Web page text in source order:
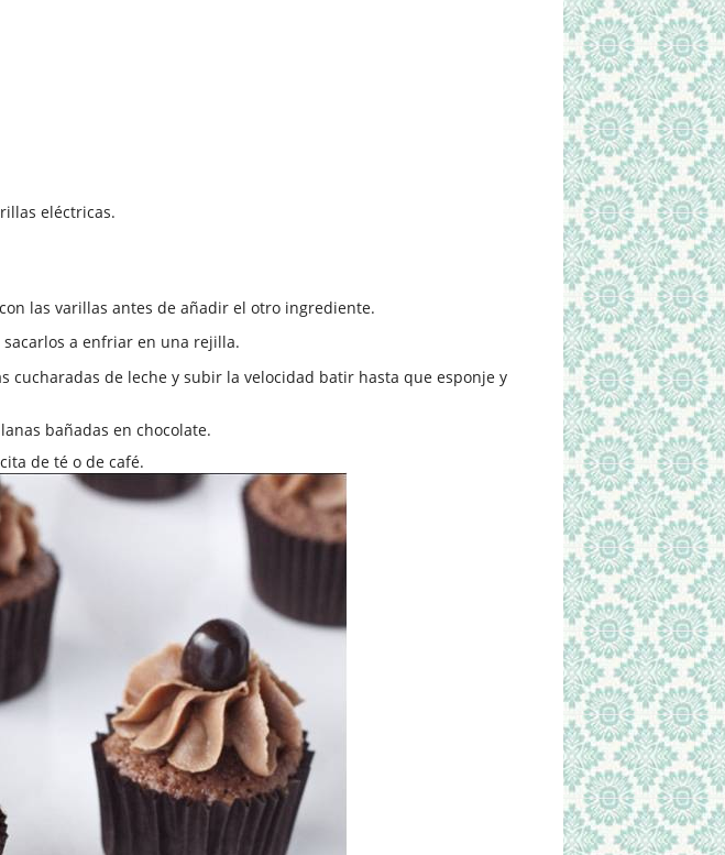
eléctricas.
las varillas antes de añadir el otro ingrediente.
a enfriar en una rejilla.
de leche y subir la velocidad batir hasta que esponje y
bañadas en chocolate.
de té o de café.